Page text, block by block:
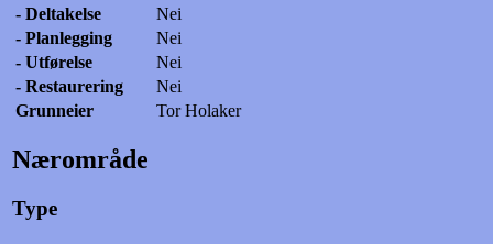
- Deltakelse
Nei
- Planlegging
Nei
- Utførelse
Nei
- Restaurering
Nei
Grunneier
Tor Holaker
Nærområde
Type